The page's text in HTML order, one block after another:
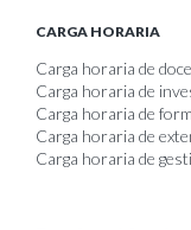
CARGA HORARIA
Carga horaria de
Carga horaria de
Carga horaria de
Carga horaria de
Carga horaria de